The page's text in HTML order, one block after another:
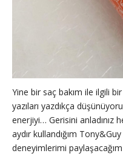
Yine bir saç bakım ile ilgili
yazıları yazdıkça
enerjiyi… Gerisini anladınız
aydır kullandığım
deneyimlerimi